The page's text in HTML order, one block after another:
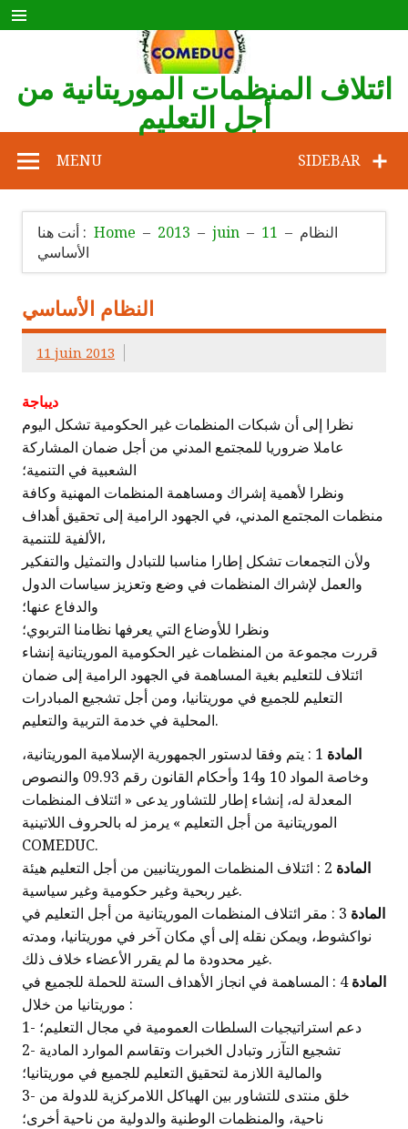
Skip
to
content
ائتلاف المنظمات الموريتانية من
أجل التعليم
SIDEBAR
MENU
أنت هنا : Home 2013 juin 11
النظام
الأساسي
النظام الأساسي
11 juin 2013
نظرا إلى أن شبكات المنظمات غير الحكومية تشكل اليوم
عاملا ضروريا للمجتمع المدني من أجل ضمان المشاركة
الشعبية في التنمية؛
ونظرا لأهمية إشراك ومساهمة المنظمات المهنية وكافة
منظمات المجتمع المدني، في الجهود الرامية إلى تحقيق أهداف
الألفية للتنمية،
ولأن التجمعات تشكل إطارا مناسبا للتبادل والتمثيل والتفكير
والعمل لإشراك المنظمات في وضع وتعزيز سياسات الدول
والدفاع عنها؛
ونظرا للأوضاع التي يعرفها نظامنا التربوي؛
قررت مجموعة من المنظمات غير الحكومية الموريتانية إنشاء
ائتلاف للتعليم بغية المساهمة في الجهود الرامية إلى ضمان
التعليم للجميع في موريتانيا، ومن أجل تشجيع المبادرات
المحلية في خدمة التربية والتعليم.
المادة
1 : يتم وفقا لدستور الجمهورية الإسلامية الموريتانية،
وخاصة المواد 10 و14 وأحكام القانون رقم 09.93 والنصوص
المعدلة له، إنشاء إطار للتشاور يدعى « ائتلاف المنظمات
الموريتانية من أجل التعليم » يرمز له بالحروف اللاتينية
COMEDUC.
المادة
2 : ائتلاف المنظمات الموريتانيين من أجل التعليم هيئة
غير ربحية وغير حكومية وغير سياسية.
المادة
3 : مقر ائتلاف المنظمات الموريتانية من أجل التعليم في
نواكشوط، ويمكن نقله إلى أي مكان آخر في موريتانيا، ومدته
غير محدودة ما لم يقرر الأعضاء خلاف ذلك.
المادة
4 : المساهمة في انجاز الأهداف الستة للحملة للجميع في
موريتانيا من خلال :
1- دعم استراتيجيات السلطات العمومية في مجال التعليم؛
2- تشجيع التآزر وتبادل الخبرات وتقاسم الموارد المادية
والمالية اللازمة لتحقيق التعليم للجميع في موريتانيا؛
3- خلق منتدى للتشاور بين الهياكل اللامركزية للدولة من
ناحية، والمنظمات الوطنية والدولية من ناحية أخرى؛